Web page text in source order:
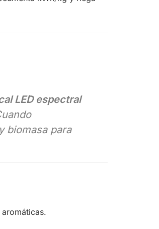
LED espectral
biomasa para